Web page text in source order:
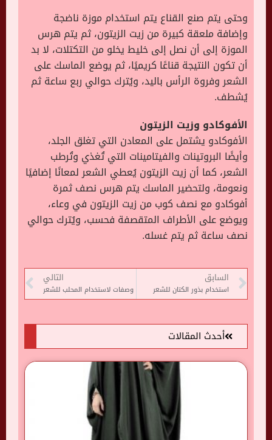
وحتى يتم صنع القناع يتم استخدام موزة ناضجة
وإضافة ملعقة كبيرة من زيت الزيتون، ثم يتم هرس
الموزة إلى أن نصل إلى خليط يخلو من التكتلات، لا بد
أن تكون النتيجة قناعًا كريميًا، ثم يوضع الماسك على
الشعر وفروة الرأس باليد، ويُترك حوالي ربع ساعة ثم
يُشطف.
الأفوكادو وزيت الزيتون
الأفوكادو يشتمل على المعادن التي تغلق الجلد،
وأيضًا البروتينات والفيتامينات التي تُغذي وتُرطب
الشعر، كما أن زيت الزيتون يُعطي الشعر لمعانًا إضافيًا
ونعومة، ولتحضير الماسك يتم هرس نصف ثمرة
أفوكادو مع نصف كوب من زيت الزيتون في وعاء،
ويوضع على الأطراف المتقصفة فحسب، ويُترك حوالي
نصف ساعة ثم يتم غسله.
السابق
استخدام بذور الكتان للشعر
التالي
وصفات لاستخدام المحلب للشعر
أحدث المقالات